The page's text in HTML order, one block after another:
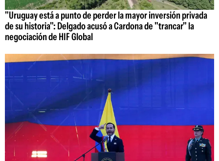
"Uruguay está a punto de perder la mayor inversión privada
de su historia": Delgado acusó a Cardona de "trancar" la
negociación de HIF Global